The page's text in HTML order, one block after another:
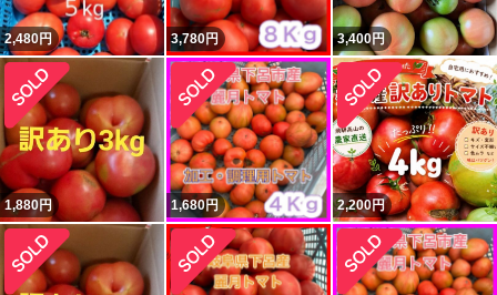
2,480円 3,780円 3,400円
1,880円 1,680円 2,200円